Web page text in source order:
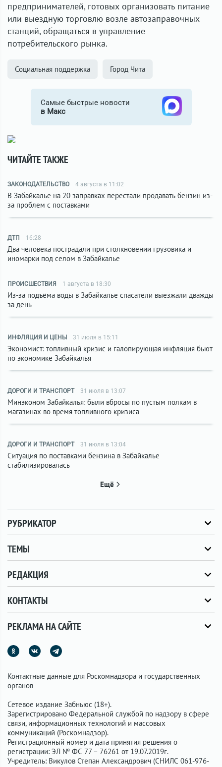
предпринимателей, готовых организовать питание
или выездную торговлю возле автозаправочных
станций, обращаться в управление
потребительского рынка.
Социальная поддержка Город Чита
Самые быстрые новости
в Макс
ЧИТАЙТЕ ТАКЖЕ
ЗАКОНОДАТЕЛЬСТВО 4 августа в 11:02
В Забайкалье на 20 заправках перестали продавать бензин из-
за проблем с поставками
ДТП 16:28
Два человека пострадали при столкновении грузовика и
иномарки под селом в Забайкалье
ПРОИСШЕСТВИЯ 1 августа в 18:30
Из-за подъёма воды в Забайкалье спасатели выезжали дважды
за день
ИНФЛЯЦИЯ И ЦЕНЫ 31 июля в 15:11
Экономист: топливный кризис и галопирующая инфляция бьют
по экономике Забайкалья
ДОРОГИ И ТРАНСПОРТ 31 июля в 13:07
Минэконом Забайкалья: были вбросы по пустым полкам в
магазинах во время топливного кризиса
ДОРОГИ И ТРАНСПОРТ 31 июля в 13:04
Ситуация по поставками бензина в Забайкалье
стабилизировалась
Ещё
РУБРИКАТОР
ТЕМЫ
РЕДАКЦИЯ
КОНТАКТЫ
РЕКЛАМА НА САЙТЕ
Контактные данные для Роскомнадзора и государственных
органов
Сетевое издание Забньюс (18+).
Зарегистрировано Федеральной службой по надзору в сфере
связи, информационных технологий и массовых
коммуникаций (Роскомнадзор).
Регистрационный номер и дата принятия решения о
регистрации: ЭЛ № ФС 77 – 76261 от 19.07.2019г.
Учредитель: Викулов Степан Александрович (СНИЛС 061-976-